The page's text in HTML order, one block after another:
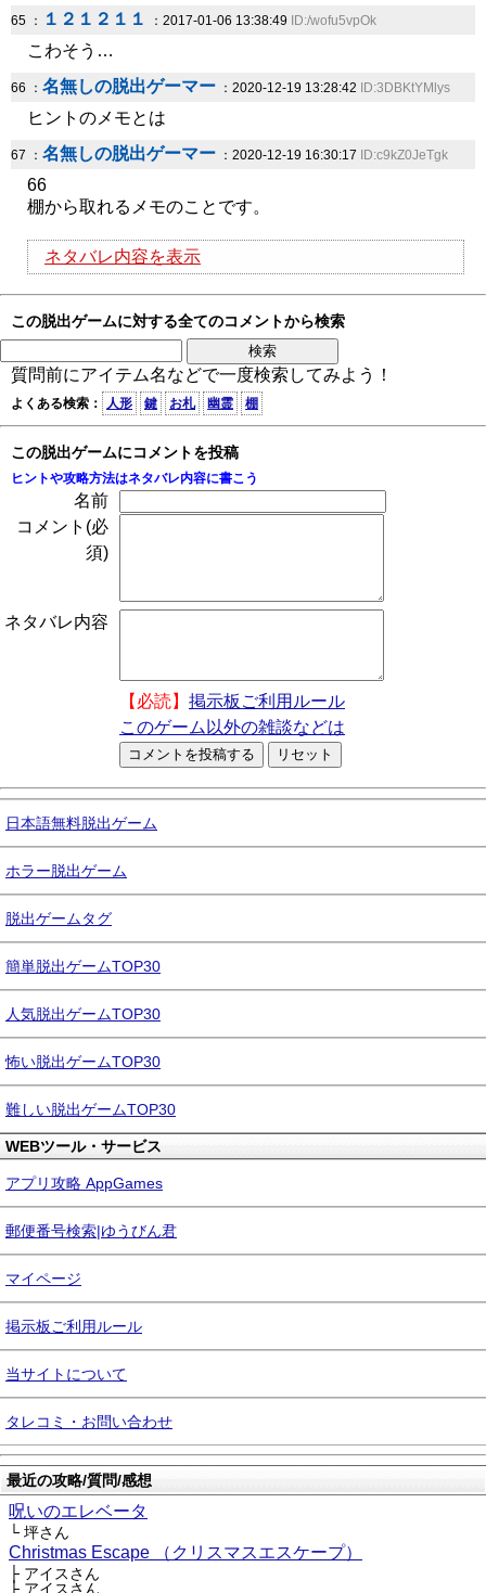
65 ： １２１２１１ ：2017-01-06 13:38:49 ID:/wofu5vpOk
こわそう…
66 ： 名無しの脱出ゲーマー ：2020-12-19 13:28:42 ID:3DBKtYMlys
ヒントのメモとは
67 ： 名無しの脱出ゲーマー ：2020-12-19 16:30:17 ID:c9kZ0JeTgk
66
棚から取れるメモのことです。
ネタバレ内容を表示
この脱出ゲームに対する全てのコメントから検索
質問前にアイテム名などで一度検索してみよう！
よくある検索： 人形 鍵 お札 幽霊 棚
この脱出ゲームにコメントを投稿
ヒントや攻略方法はネタバレ内容に書こう
名前
コメント(必
須)
ネタバレ内容
【必読】 掲示板ご利用ルール
このゲーム以外の雑談などは
日本語無料脱出ゲーム
ホラー脱出ゲーム
脱出ゲームタグ
簡単脱出ゲームTOP30
人気脱出ゲームTOP30
怖い脱出ゲームTOP30
難しい脱出ゲームTOP30
WEBツール・サービス
アプリ攻略 AppGames
郵便番号検索|ゆうびん君
マイページ
掲示板ご利用ルール
当サイトについて
タレコミ・お問い合わせ
最近の攻略/質問/感想
呪いのエレベータ
└ 坪さん
Christmas Escape （クリスマスエスケープ）
├ アイスさん
├ アイスさん